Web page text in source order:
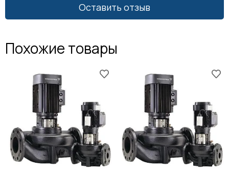
Оставить отзыв
Похожие товары